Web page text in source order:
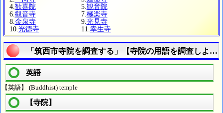
4. 歓喜院 5. 観音院
6. 觀音寺 7. 極楽寺
8. 金泉寺 9. 光見寺
10. 光徳寺 11. 幸生寺
「筑西市寺院を調査する」【寺院の用語を調査しよう
英語
【英語】 (Buddhist) temple
【寺院】